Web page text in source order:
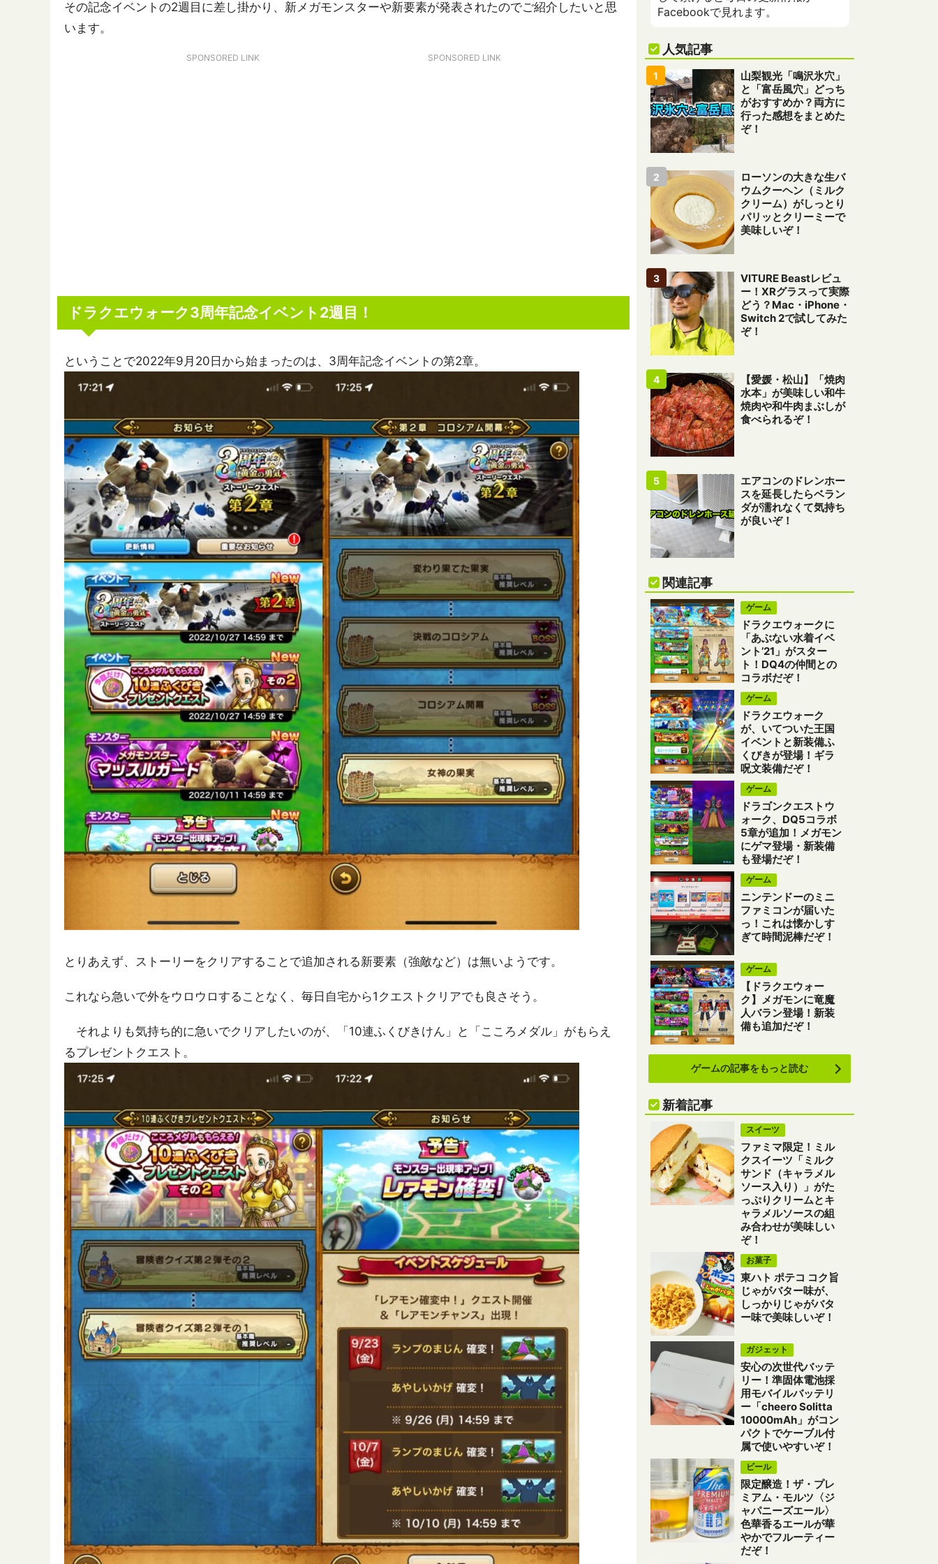
その記念イベントの2週目に差し掛かり、新メガモンスターや新要素が発表されたのでご紹介したいと思
います。
SPONSORED LINK SPONSORED LINK
ドラクエウォーク3周年記念イベント2週目！
ということで2022年9月20日から始まったのは、3周年記念イベントの第2章。
とりあえず、ストーリーをクリアすることで追加される新要素（強敵など）は無いようです。
これなら急いで外をウロウロすることなく、毎日自宅から1クエストクリアでも良さそう。
それよりも気持ち的に急いでクリアしたいのが、「10連ふくびきけん」と「こころメダル」がもらえ
るプレゼントクエスト。
Facebookで見れます。
人気記事
山梨観光「鳴沢氷穴」
と「富岳風穴」どっち
がおすすめか？両方に
行った感想をまとめた
ぞ！
ローソンの大きな生バ
ウムクーヘン（ミルク
クリーム）がしっとり
パリッとクリーミーで
美味しいぞ！
VITURE Beastレビュ
ー！XRグラスって実際
どう？Mac・iPhone・
Switch 2で試してみた
ぞ！
【愛媛・松山】「焼肉
水本」が美味しい和牛
焼肉や和牛肉まぶしが
食べられるぞ！
エアコンのドレンホー
スを延長したらベラン
ダが濡れなくて気持ち
が良いぞ！
関連記事
ゲーム
ドラクエウォークに
「あぶない水着イベ
ント’21」がスター
ト！DQ4の仲間との
コラボだぞ！
ゲーム
ドラクエウォーク
が、いてついた王国
イベントと新装備ふ
くびきが登場！ギラ
呪文装備だぞ！
ゲーム
ドラゴンクエストウ
ォーク、DQ5コラボ
5章が追加！メガモン
にゲマ登場・新装備
も登場だぞ！
ゲーム
ニンテンドーのミニ
ファミコンが届いた
っ！これは懐かしす
ぎて時間泥棒だぞ！
ゲーム
【ドラクエウォー
ク】メガモンに竜魔
人バラン登場！新装
備も追加だぞ！
ゲームの記事をもっと読む
新着記事
スイーツ
ファミマ限定！ミル
クスイーツ「ミルク
サンド（キャラメル
ソース入り）」がた
っぷりクリームとキ
ャラメルソースの組
み合わせが美味しい
ぞ！
お菓子
東ハト ポテコ コク旨
じゃがバター味が、
しっかりじゃがバタ
ー味で美味しいぞ！
ガジェット
安心の次世代バッテ
リー！準固体電池採
用モバイルバッテリ
ー「cheero Solitta
10000mAh」がコン
パクトでケーブル付
属で使いやすいぞ！
ビール
限定醸造！ザ・プレ
ミアム・モルツ〈ジ
ャパニーズエール〉
色華香るエールが華
やかでフルーティー
だぞ！